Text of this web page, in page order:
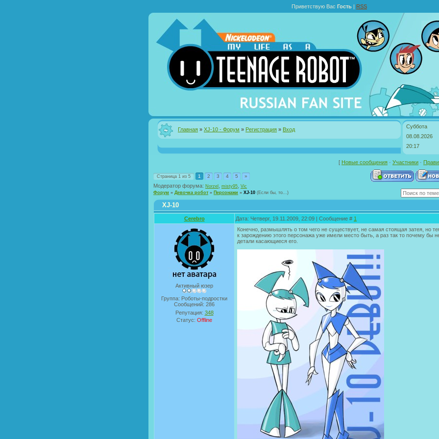
Приветствую Вас Гость | RSS
Главная » XJ-10 - Форум » Регистрация » Вход
Суббота
08.08.2026
20:17
[ Новые сообщения · Участники ·
Страница 1 из 5 1 2 3 4 5 »
Модератор форума: Norzel misty95 Vic
Форум » Девочка робот » Персонажи » XJ-10 (Если бы, то...)
XJ-10
Cerebro Дата: Четверг, 19.11.2009, 22:09 | Сообщение # 1
Активный юзер
Группа: Роботы-подростки
Сообщений: 286
Репутация: 348
Статус: Offline
Конечно, размышлять о том чего не существует, не самая стоящая затея, но
к зарождению этого персонажа уже имели место быть, а раз так то почему бы
детали касающиеся его.